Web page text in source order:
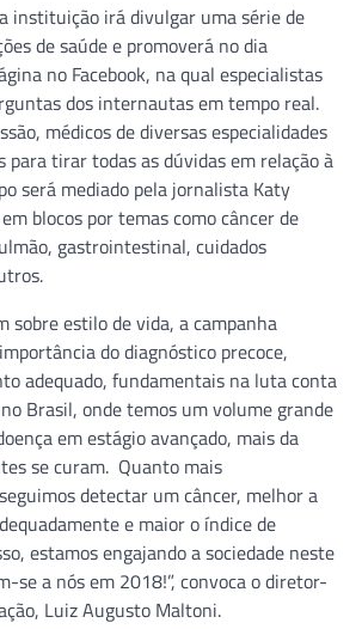
instituição irá divulgar uma série de
de saúde e promoverá no dia
no Facebook, na qual especialistas
dos internautas em tempo real.
médicos de diversas especialidades
para tirar todas as dúvidas em relação à
será mediado pela jornalista Katy
blocos por temas como câncer de
gastrointestinal, cuidados
sobre estilo de vida, a campanha
do diagnóstico precoce,
adequado, fundamentais na luta conta
Brasil, onde temos um volume grande
em estágio avançado, mais da
se curam. Quanto mais
detectar um câncer, melhor a
e maior o índice de
estamos engajando a sociedade neste
se a nós em 2018!”, convoca o diretor-
Luiz Augusto Maltoni.